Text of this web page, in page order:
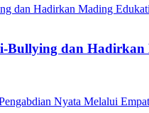
Bullying dan